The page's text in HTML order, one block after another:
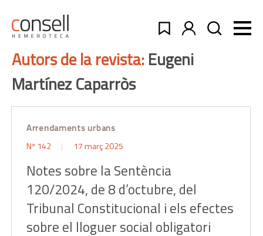
Autors de la revista:Eugeni
Martínez Caparròs
Arrendaments urbans
Nº 142
17 març 2025
Notes sobre la Sentència
120/2024, de 8 d’octubre, del
Tribunal Constitucional i els efectes
sobre el lloguer social obligatori